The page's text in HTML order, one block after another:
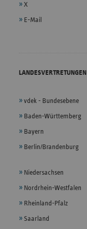
X
E-Mail
LANDESVERTRETUNGEN
vdek - Bundesebene
Baden-Württemberg
Bayern
Berlin/Brandenburg
Niedersachsen
Nordrhein-Westfalen
Rheinland-Pfalz
Saarland